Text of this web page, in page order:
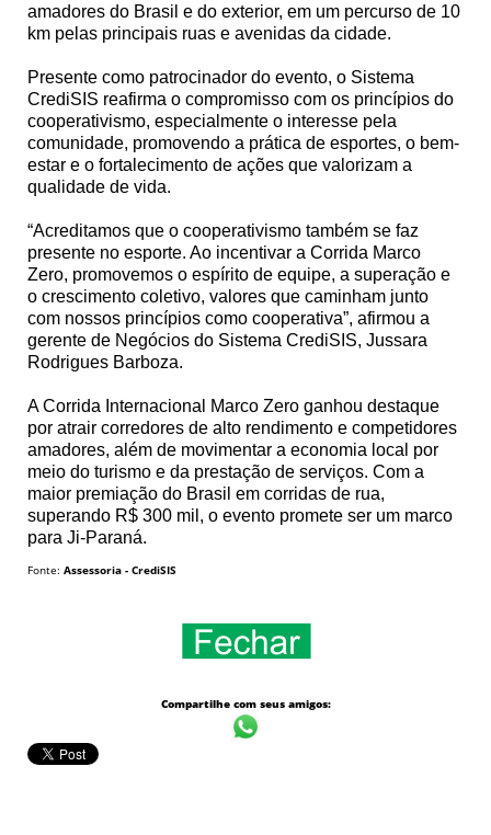
amadores do Brasil e do exterior, em um percurso de 10
km pelas principais ruas e avenidas da cidade.
Presente como patrocinador do evento, o Sistema
CrediSIS reafirma o compromisso com os princípios do
cooperativismo, especialmente o interesse pela
comunidade, promovendo a prática de esportes, o bem-
estar e o fortalecimento de ações que valorizam a
qualidade de vida.
“Acreditamos que o cooperativismo também se faz
presente no esporte. Ao incentivar a Corrida Marco
Zero, promovemos o espírito de equipe, a superação e
o crescimento coletivo, valores que caminham junto
com nossos princípios como cooperativa”, afirmou a
gerente de Negócios do Sistema CrediSIS, Jussara
Rodrigues Barboza.
A Corrida Internacional Marco Zero ganhou destaque
por atrair corredores de alto rendimento e competidores
amadores, além de movimentar a economia local por
meio do turismo e da prestação de serviços. Com a
maior premiação do Brasil em corridas de rua,
superando R$ 300 mil, o evento promete ser um marco
para Ji-Paraná.
Fonte: Assessoria - CrediSIS
Compartilhe com seus amigos: